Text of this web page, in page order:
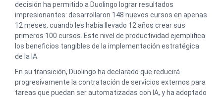
decisión ha permitido a Duolingo lograr resultados
impresionantes: desarrollaron 148 nuevos cursos en apenas
12 meses, cuando les había llevado 12 años crear sus
primeros 100 cursos. Este nivel de productividad ejemplifica
los beneficios tangibles de la implementación estratégica
de la IA.
En su transición, Duolingo ha declarado que reducirá
progresivamente la contratación de servicios externos para
tareas que puedan ser automatizadas con IA, y ha adoptado